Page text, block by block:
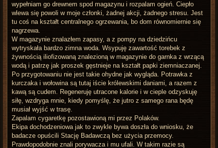
wypełniam go drewnem spod magazynu i rozpalam ogień. Ciepło
wlewa się powoli w moje członki, żadnej akcji, żadnego stresu. Jest
tu coś na kształt centralnego ogrzewania, bo dom równomiernie się
nagrzewa.
W magazynie znalazłem zapasy, a z pompy na dziedzińcu
wytryskała bardzo zimna woda. Wsypuję zawartość torebek z
żywnością iliofizowaną znalezioną w magazynie do garnka z wrzącą
wodą i patrzę jak proszek gęstnieje na kształt papki ziemniaczanej.
Po przygotowaniu nie jest takie ohydne jak wygląda. Potrawka z
kurczaka i wołowina są tutaj iście królewskimi daniami, a razem z
kawą są cudem. Regeneruję utracone kalorie i w cieple odzyskuję
siłę, wzdryga mnie, kiedy pomyślę, że jutro z samego rana będę
musiał wyjść w trasę.
Zapalam cygaretkę pozostawioną mi przez Polaków.
Ekipa dochodzeniowa jak to zwykle bywa doszła do wniosku, że
badacze opuścili Stację Badawczą bez użycia przemocy.
Prawdopodobnie znali porywacza i mu ufali. W takim razie są